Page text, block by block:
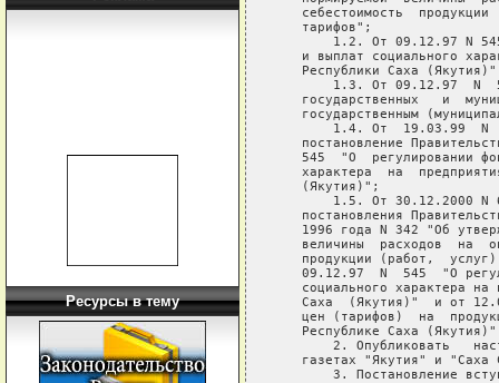
Ресурсы в тему
себестоимость  продукции
   тарифов";
1.2. От 09.12.97 N
и выплат социального
Республики Саха
1.3. От 09.12.97  N
государственных   и
государственным
1.4. От  19.03.99  N
постановление
545  "О  регулировании
характера  на
   (Якутия)";
1.5. От 30.12.2000 N
постановления
1996 года N 342 "Об
величины  расходов  на
продукции (работ,
09.12.97  N  545  "О
социального характера на
Саха  (Якутия)"  и от
цен (тарифов)  на
Республике Саха
2. Опубликовать
газетах "Якутия" и "Саха
3. Постановление